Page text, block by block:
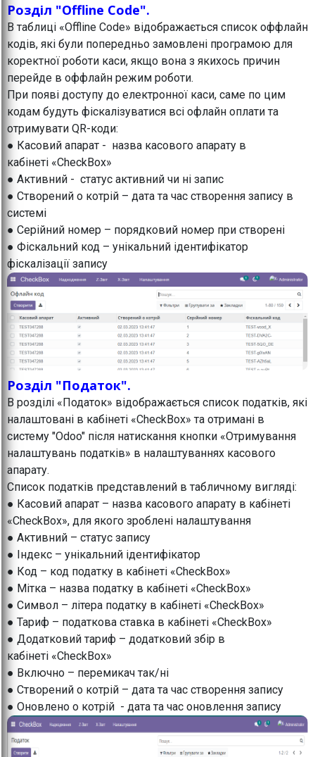
Розділ "Offline Code".
В таблиці «Offline Code» відображається список оффлайн
кодів, які були попередньо замовлені програмою для
коректної роботи каси, якщо вона з якихось причин
перейде в оффлайн режим роботи.
При появі доступу до електронної каси, саме по цим
кодам будуть фіскалізуватися всі офлайн оплати та
отримувати QR-коди:
● Касовий апарат - назва касового апарату в
кабінеті «CheckBox»
● Активний - статус активний чи ні запис
● Створений о котрій – дата та час створення запису в
системі
● Серійний номер – порядковий номер при створені
● Фіскальний код – унікальний ідентифікатор
фіскалізації запису
Розділ "Податок".
В розділі «Податок» відображається список податків, які
налаштовані в кабінеті «CheckBox» та отримані в
систему "Odoo" після натискання кнопки «Отримування
налаштувань податків» в налаштуваннях касового
апарату.
Список податків представлений в табличному вигляді:
● Касовий апарат – назва касового апарату в кабінеті
«CheckBox», для якого зроблені налаштування
● Активний – статус запису
● Індекс – унікальний ідентифікатор
● Код – код податку в кабінеті «CheckBox»
● Мітка – назва податку в кабінеті «CheckBox»
● Символ – літера податку в кабінеті «CheckBox»
● Тариф – податкова ставка в кабінеті «CheckBox»
● Додатковий тариф – додатковий збір в
кабінеті «CheckBox»
● Включно – перемикач так/ні
● Створений о котрій – дата та час створення запису
● Оновлено о котрій - дата та час оновлення запису